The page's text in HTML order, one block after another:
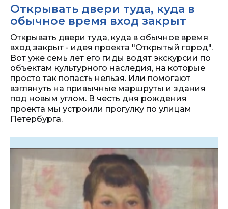
Открывать двери туда, куда в
обычное время вход закрыт
Открывать двери туда, куда в обычное время
вход закрыт - идея проекта "Открытый город".
Вот уже семь лет его гиды водят экскурсии по
объектам культурного наследия, на которые
просто так попасть нельзя. Или помогают
взглянуть на привычные маршруты и здания
под новым углом. В честь дня рождения
проекта мы устроили прогулку по улицам
Петербурга.